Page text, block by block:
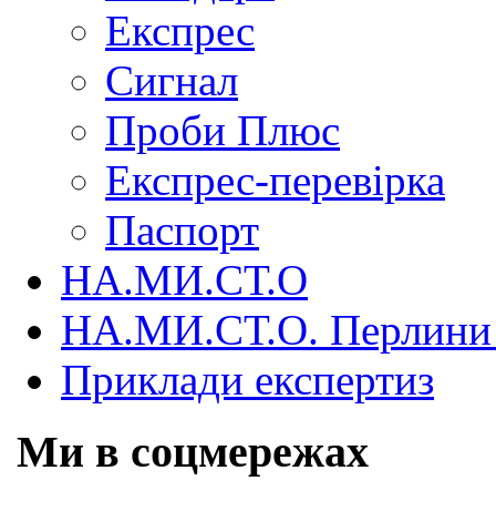
Експрес
Сигнал
Проби Плюс
Експрес-перевірка
Паспорт
НА.МИ.СТ.О
НА.МИ.СТ.О. Перлини
Приклади експертиз
Ми в соцмережах